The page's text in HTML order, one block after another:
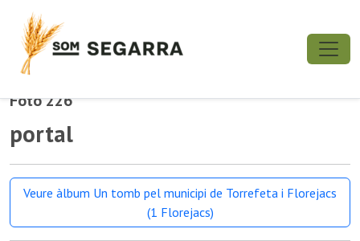
Foto 226
portal
Veure àlbum Un tomb pel municipi de Torrefeta i Florejacs
(1 Florejacs)